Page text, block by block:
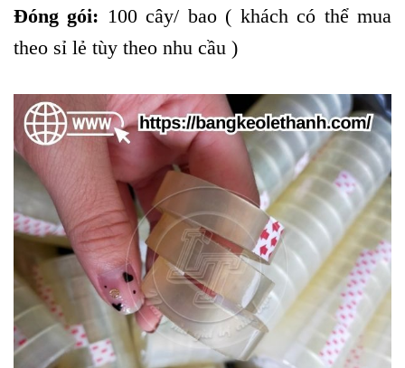
Đóng gói: 100 cây/ bao ( khách có thể mua
theo sỉ lẻ tùy theo nhu cầu )